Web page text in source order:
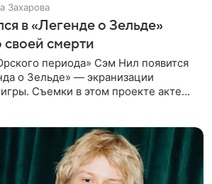
Захарова
в «Легенде о Зельде»
своей смерти
периода» Сэм Нил появится
о Зельде» — экранизации
Съемки в этом проекте актер